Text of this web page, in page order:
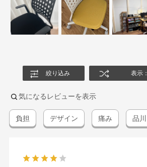
絞り込み 表示
気になるレビューを表示
負担 デザイン 痛み 品川